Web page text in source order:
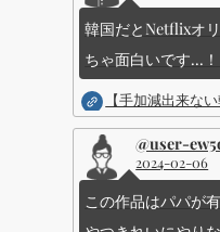
韓国だとNetflixオ
ちゃ面白いです...
【手加減出来な
@user-
2024-02-06
この作品はパパが